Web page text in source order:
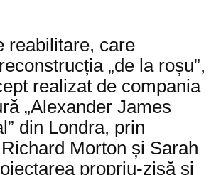
reabilitare, care
„de la roșu”,
realizat de compania
„Alexander James
din Londra, prin
Morton și Sarah
propriu-zisă și